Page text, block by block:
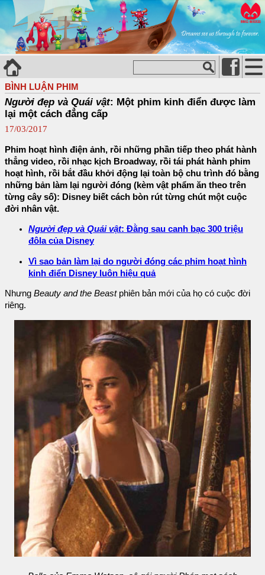
BÌNH LUẬN PHIM
Người đẹp và Quái vật: Một phim kinh điển được làm
lại một cách đẳng cấp
17/03/2017
Phim hoạt hình điện ảnh, rồi những phần tiếp theo phát hành
thẳng video, rồi nhạc kịch Broadway, rồi tái phát hành phim
hoạt hình, rồi bắt đầu khởi động lại toàn bộ chu trình đó bằng
những bản làm lại người đóng (kèm vật phẩm ăn theo trên
từng cây số): Disney biết cách bòn rút từng chút một cuộc
đời nhân vật.
Người đẹp và Quái vật: Đằng sau canh bạc 300 triệu
đôla của Disney
Vì sao bản làm lại do người đóng các phim hoạt hình
kinh điển Disney luôn hiệu quả
Nhưng Beauty and the Beastphiên bản mới của họ có cuộc đời
riêng.